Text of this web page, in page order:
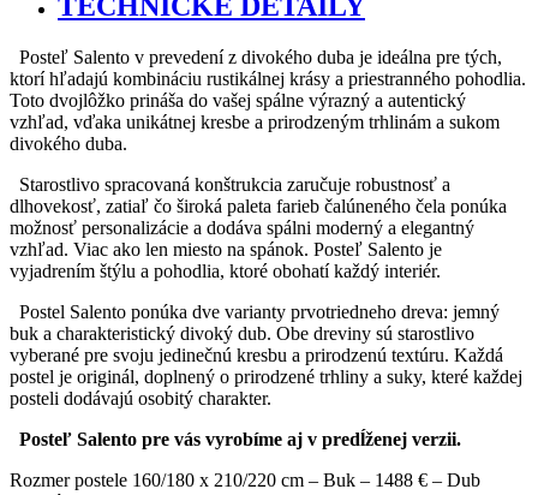
Posteľ Salento v prevedení z divokého duba je ideálna pre tých,
ktorí hľadajú kombináciu rustikálnej krásy a priestranného pohodlia.
Toto dvojlôžko prináša do vašej spálne výrazný a autentický
vzhľad, vďaka unikátnej kresbe a prirodzeným trhlinám a sukom
divokého duba.
Starostlivo spracovaná konštrukcia zaručuje robustnosť a
dlhovekosť, zatiaľ čo široká paleta farieb čalúneného čela ponúka
možnosť personalizácie a dodáva spálni moderný a elegantný
vzhľad. Viac ako len miesto na spánok. Posteľ Salento je
vyjadrením štýlu a pohodlia, ktoré obohatí každý interiér.
Postel Salento ponúka dve varianty prvotriedneho dreva: jemný
buk a charakteristický divoký dub. Obe dreviny sú starostlivo
vyberané pre svoju jedinečnú kresbu a prirodzenú textúru. Každá
postel je originál, doplnený o prirodzené trhliny a suky, které každej
posteli dodávajú osobitý charakter.
Posteľ Salento pre vás vyrobíme aj v predĺženej verzii.
Rozmer postele 160/180 x 210/220 cm – Buk – 1488 € – Dub